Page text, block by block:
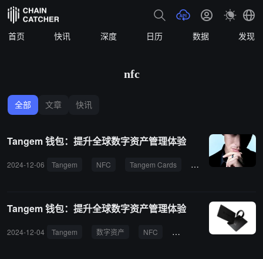
首页 快讯 深度 日历 数据 发现
nfc
全部 文章 快讯
Tangem 钱包：提升全球数字资产管理体验
2024-12-06 Tangem NFC Tangem Cards web3钱包
Tangem 钱包：提升全球数字资产管理体验
2024-12-04 Tangem 数字资产 NFC KYC 半导体